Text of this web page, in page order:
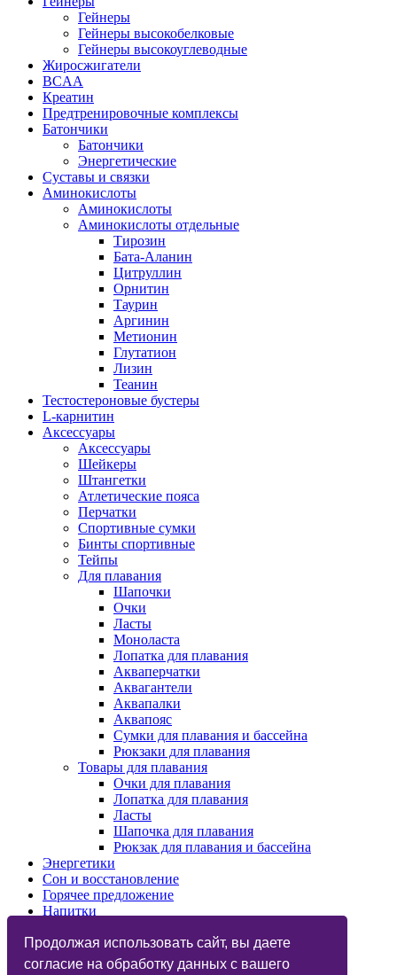
Продолжая использовать сайт, вы даете
согласие на обработку данных с вашего
Гейнеры
Гейнеры высокобелковые
Гейнеры высокоуглеводные
Жиросжигатели
BCAA
Креатин
Предтренировочные комплексы
Батончики
Батончики
Энергетические
Суставы и связки
Аминокислоты
Аминокислоты
Аминокислоты отдельные
Тирозин
Бата-Аланин
Цитруллин
Орнитин
Таурин
Аргинин
Метионин
Глутатион
Лизин
Теанин
Тестостероновые бустеры
L-карнитин
Аксессуары
Аксессуары
Шейкеры
Штангетки
Атлетические пояса
Перчатки
Спортивные сумки
Бинты спортивные
Тейпы
Для плавания
Шапочки
Очки
Ласты
Моноласта
Лопатка для плавания
Акваперчатки
Аквагантели
Аквапалки
Аквапояс
Сумки для плавания и бассейна
Рюкзаки для плавания
Товары для плавания
Очки для плавания
Лопатка для плавания
Ласты
Шапочка для плавания
Рюкзак для плавания и бассейна
Энергетики
Сон и восстановление
Горячее предложение
Напитки
Назначения
Бренды